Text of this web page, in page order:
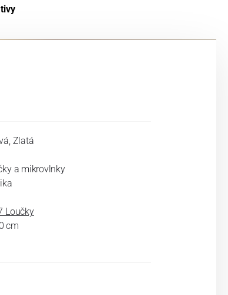
Zlatá
a mikrovlnky
Loučky
cm